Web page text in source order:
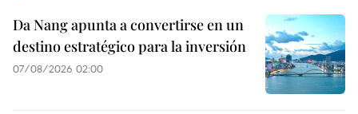
Da Nang apunta a convertirse en un
destino estratégico para la inversión
07/08/2026 02:00